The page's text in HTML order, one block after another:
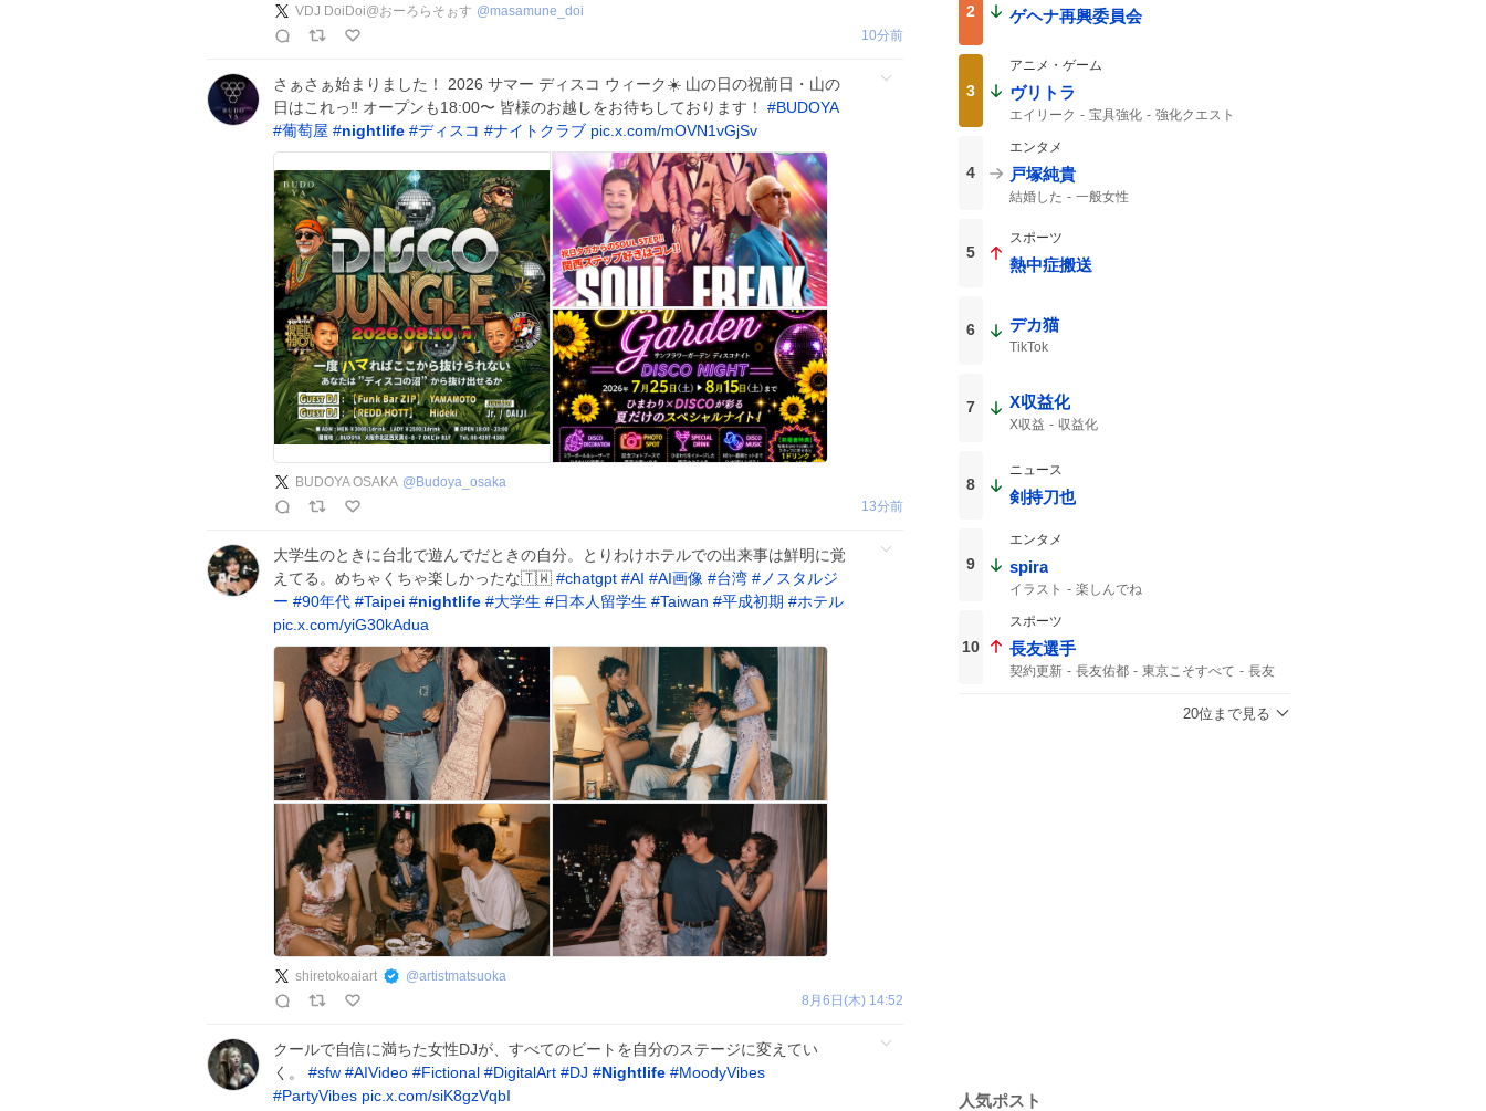
VDJ DoiDoi@おーろらそぉす @masamune_doi
10分前
さぁさぁ始まりました！ 2026 サマー ディスコ ウィーク☀️ 山の日の祝前日・山の
日はこれっ‼️ オープンも18:00〜 皆様のお越しをお待ちしております！ #BUDOYA
#葡萄屋 #nightlife #ディスコ #ナイトクラブ pic.x.com/mOVN1vGjSv
BUDOYA OSAKA @ Budoya_osaka
13分前
大学生のときに台北で遊んでだときの自分。とりわけホテルでの出来事は鮮明に覚
えてる。めちゃくちゃ楽しかったな🇹🇼 #chatgpt #AI #AI画像 #台湾 # ノスタルジ
ー #90年代 #Taipei #nightlife #大学生 #日本人留学生 #Taiwan #平成初期 #ホテル
pic.x.com/yiG30kAdua
shiretokoaiart @artistmatsuoka
8月6日(木) 14:52
クールで自信に満ちた女性DJが、すべてのビートを自分のステージに変えてい
く。 #sfw #AIVideo #Fictional #DigitalArt #DJ #Nightlife #MoodyVibes
#PartyVibes pic.x.com/siK8gzVqbI
2 ゲヘナ再興委員会
3
アニメ・ゲーム
ヴリトラ
エイリーク 宝具強化
強化クエスト
4
エンタメ
戸塚純貴
結婚した 一般女性
5
スポーツ
熱中症搬送
6 デカ猫
TikTok
7 X収益化
X収益 収益化
8
ニュース
剣持刀也
9
エンタメ
spira
イラスト 楽しんでね
10
スポーツ
長友選手
契約更新 長友佑都 東京こそすべて 長友
20位まで見る
人気ポスト